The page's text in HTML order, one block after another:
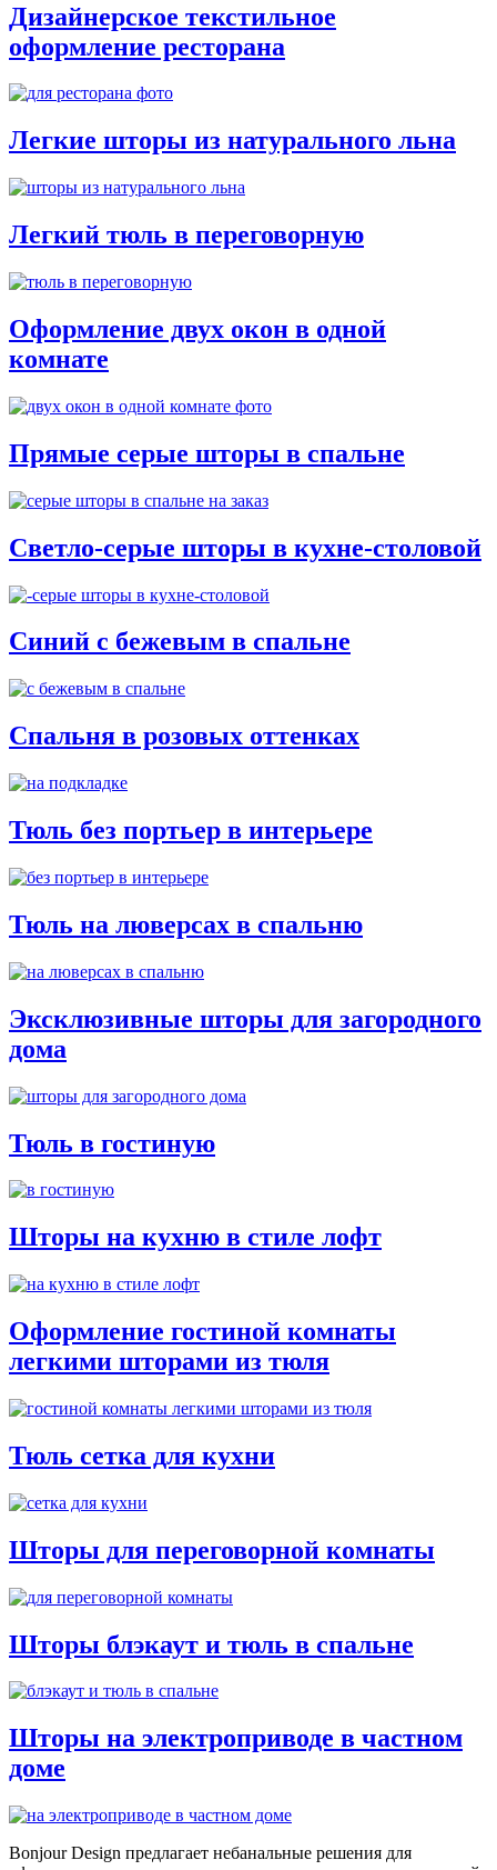
Дизайнерское текстильное
оформление ресторана
Легкие шторы из натурального льна
Легкий тюль в переговорную
Оформление двух окон в одной
комнате
Прямые серые шторы в спальне
Светло-серые шторы в кухне-столовой
Синий с бежевым в спальне
Спальня в розовых оттенках
Тюль без портьер в интерьере
Тюль на люверсах в спальню
Эксклюзивные шторы для загородного
дома
Тюль в гостиную
Шторы на кухню в стиле лофт
Оформление гостиной комнаты
легкими шторами из тюля
Тюль сетка для кухни
Шторы для переговорной комнаты
Шторы блэкаут и тюль в спальне
Шторы на электроприводе в частном
доме
Bonjour Design предлагает небанальные решения для